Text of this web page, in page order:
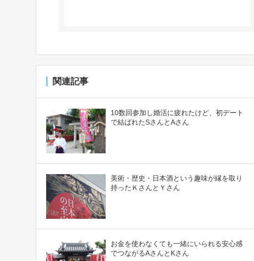
関連記事
10数回参加し婚活に疲れたけど、初デート
で結ばれたSさんとAさん
美術・歴史・日本酒という趣味が縁を取り
持ったＫさんとＹさん
お金を使わなくても一緒にいられる安心感
でつながるAさんとKさん